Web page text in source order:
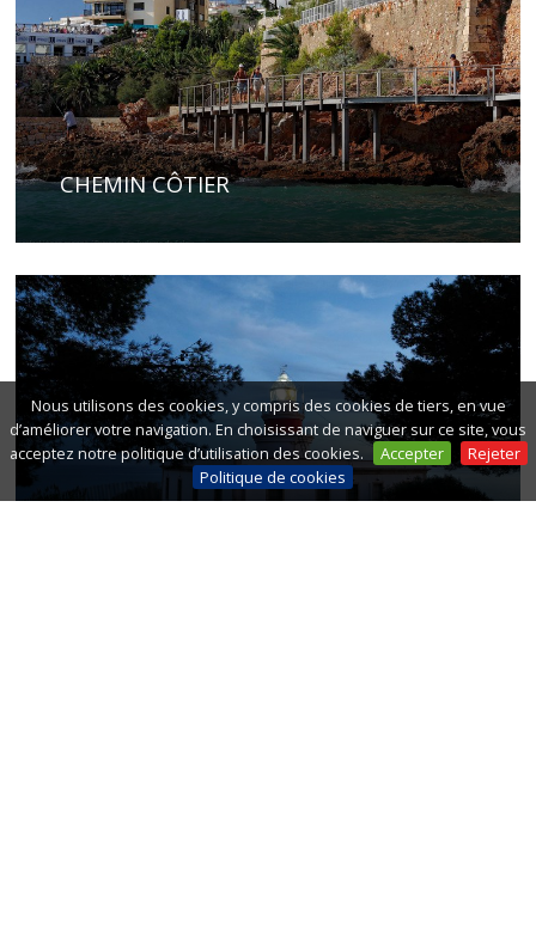
Nous utilisons des cookies, y compris des cookies de tiers, en vue
d’améliorer votre navigation. En choisissant de naviguer sur ce site, vous
acceptez notre politique d’utilisation des cookies.
Accepter
Rejeter
Politique de cookies
CHEMIN CÔTIER